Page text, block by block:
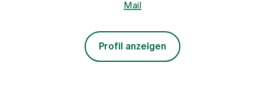
Mail
Profil anzeigen